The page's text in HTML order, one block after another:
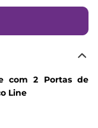
com 2 Portas de
Line